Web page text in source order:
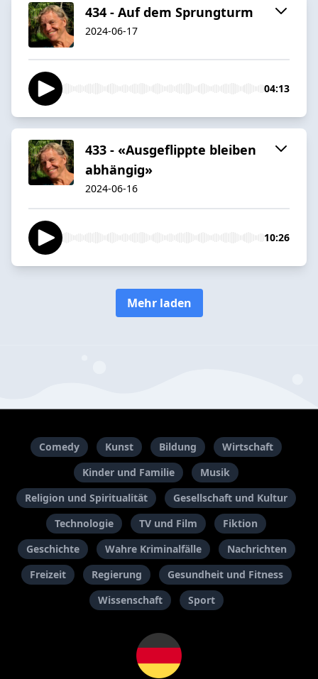
434 - Auf dem Sprungturm
2024-06-17
04:13
433 - «Ausgeflippte bleiben
abhängig»
2024-06-16
10:26
Mehr laden
Comedy Kunst Bildung
Wirtschaft
Kinder und Familie
Musik
Religion und Spiritualität
Gesellschaft und Kultur
Technologie
TV und Film
Fiktion
Geschichte
Wahre Kriminalfälle
Nachrichten
Freizeit
Regierung
Gesundheit und Fitness
Wissenschaft
Sport